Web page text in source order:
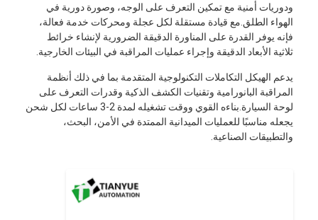
ودوريات أمنية مع تمكين التعرف على الوجه، وصورة دورية في
الهواء الطلق.مع قيادة مستقلة لكل عجلة ومحركات خدمة فعالة،
فإنه يوفر القدرة على المناورة الدقيقة الضرورية لإنشاء خرائط
ثلاثية الأبعاد الدقيقة وإجراء عمليات المراقبة في البيئات الخارجية.
يدعم الهيكل التكاملات التكنولوجية المتقدمة بما في ذلك أنظمة
المراقبة البانورامية وتقنيات الكشف الذكية وقدرات التعرف على
لوحة السيارة.بناءه القوي ووقت تشغيله لمدة 2-3 ساعات لكل شحن
يجعله مناسبًا للعمليات الميدانية الممتدة في الأمن، البحث،
والتطبيقات الصناعية.